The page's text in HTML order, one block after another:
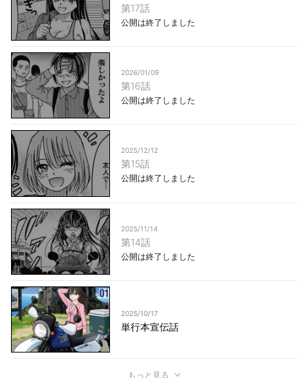
第17話
公開は終了しました
2026/01/09
第16話
公開は終了しました
2025/12/12
第15話
公開は終了しました
2025/11/14
第14話
公開は終了しました
2025/10/17
単行本宣伝話
もっと見る